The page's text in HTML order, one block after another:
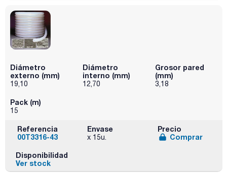
Diámetro
externo (mm)
19,10
Diámetro
interno (mm)
12,70
Grosor pared
(mm)
3,18
Pack (m)
15
Referencia
00T3316-43
Envase
x 15u.
Precio
Comprar
Disponibilidad
Ver stock